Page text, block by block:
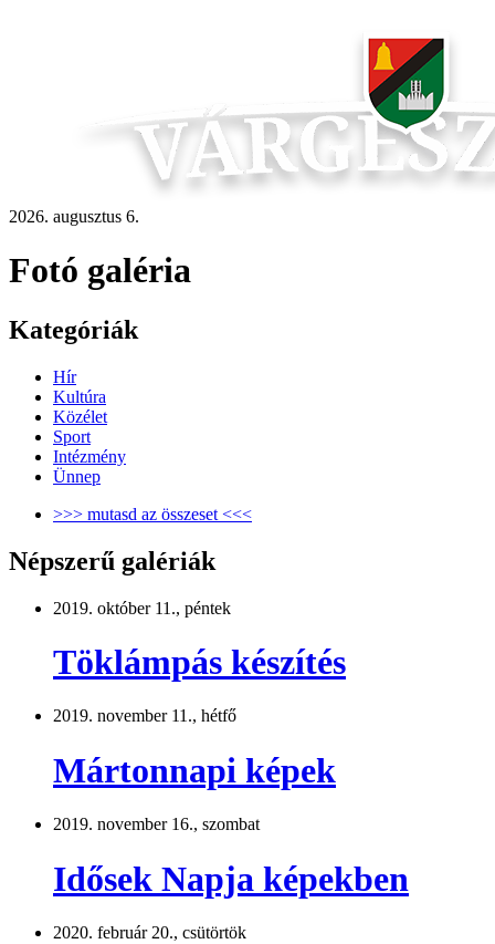
2026. augusztus 6.
Fotó galéria
Kategóriák
Hír
Kultúra
Közélet
Sport
Intézmény
Ünnep
>>> mutasd az összeset <<<
Népszerű galériák
2019. október 11., péntek
Töklámpás készítés
2019. november 11., hétfő
Mártonnapi képek
2019. november 16., szombat
Idősek Napja képekben
2020. február 20., csütörtök